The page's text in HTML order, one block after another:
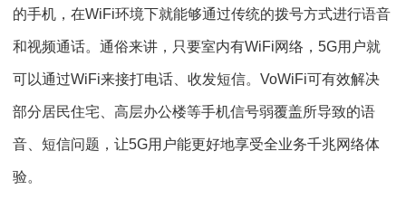
的手机，在WiFi环境下就能够通过传统的拨号方式进行语音
和视频通话。通俗来讲，只要室内有WiFi网络，5G用户就
可以通过WiFi来接打电话、收发短信。VoWiFi可有效解决
部分居民住宅、高层办公楼等手机信号弱覆盖所导致的语
音、短信问题，让5G用户能更好地享受全业务千兆网络体
验。